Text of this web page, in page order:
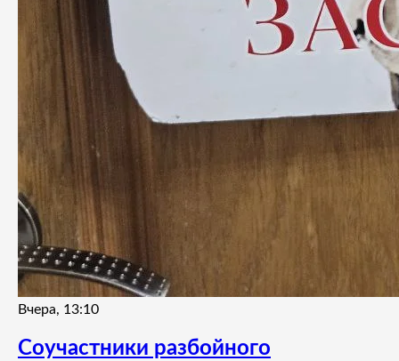
Вчера, 13:10
Соучастники разбойного